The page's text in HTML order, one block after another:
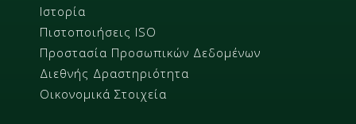
Ιστορία
Πιστοποιήσεις ISO
Προστασία Προσωπικών Δεδομένων
Διεθνής Δραστηριότητα
Οικονομικά Στοιχεία